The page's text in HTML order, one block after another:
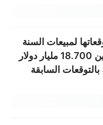
لمبيعات السنة
المالية 2026 والتي تتراوح بين 18.700 مليار دولار
بالتوقعات السابقة